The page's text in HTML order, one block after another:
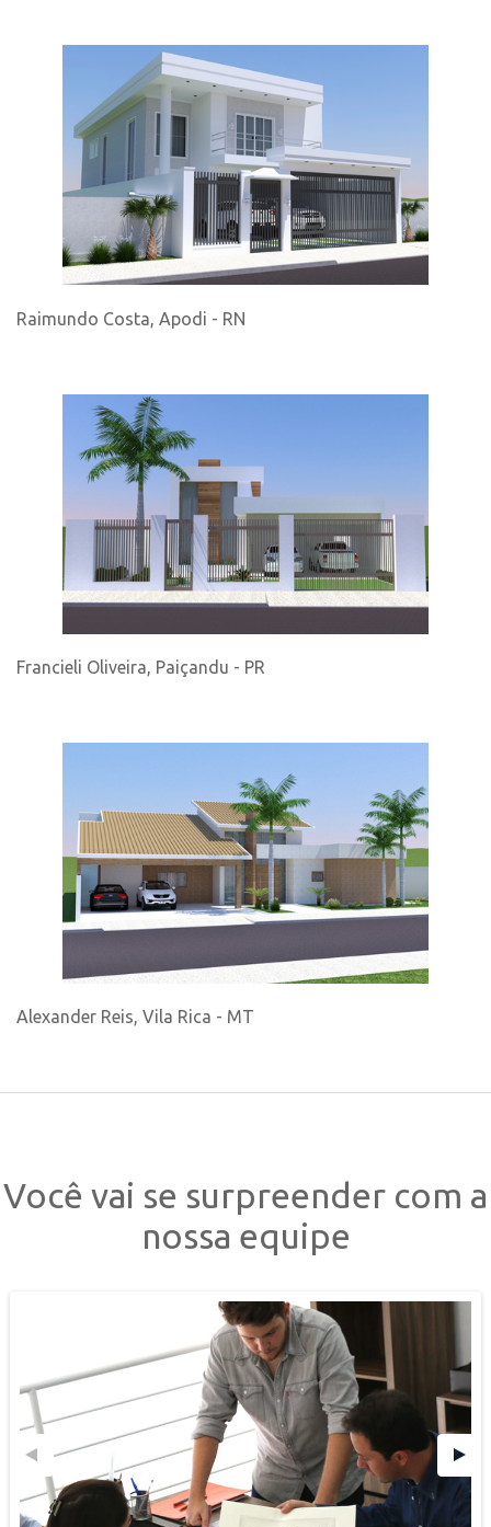
Raimundo Costa, Apodi - RN
Francieli Oliveira, Paiçandu - PR
Alexander Reis, Vila Rica - MT
Você vai se surpreender com a
nossa equipe